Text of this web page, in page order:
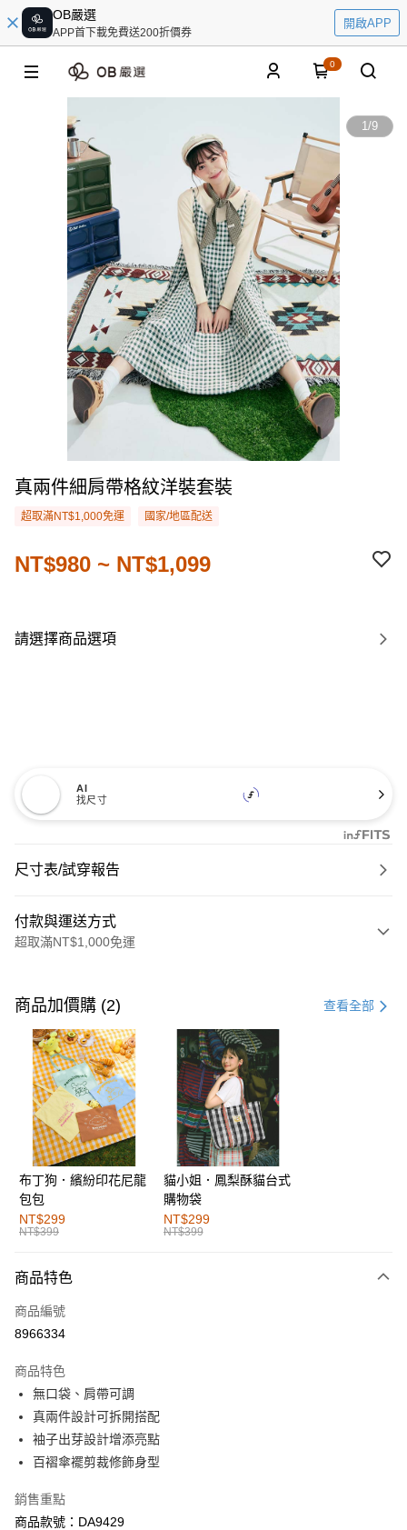
OB嚴選
APP首下載免費送200折價券
開啟APP
0
1/9
真兩件細肩帶格紋洋裝套裝
超取滿NT$1,000免運 國家/地區配送
NT$980 ~ NT$1,099
請選擇商品選項
AI
找尺寸
尺寸表/試穿報告
付款與運送方式
超取滿NT$1,000免運
信用卡一次付款
購物金
超商取貨付款
LINE Pay
街口支付
運送方式
全家取貨付款
每筆NT$60，滿NT$1,000(含以上)免運費
付款後全家取貨
萊爾富取貨付款
付款後萊爾富取貨
每筆NT$60，滿NT$1,000(含以上)免運費
7-11取貨付款
每筆NT$60，滿NT$1,000(含以上)免運費
付款後7-11取貨
商品加價購 (2) 查看全部
布丁狗．繽紛印花尼龍
包包
NT$299
NT$399
貓小姐．鳳梨酥貓台式
購物袋
NT$299
NT$399
商品特色
商品編號
8966334
商品特色
無口袋、肩帶可調
真兩件設計可拆開搭配
袖子出芽設計增添亮點
百褶傘襬剪裁修飾身型
銷售重點
商品款號：DA9429